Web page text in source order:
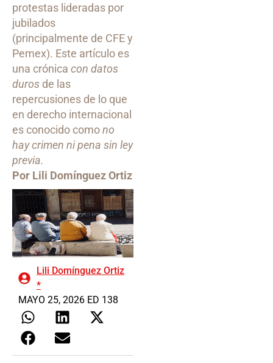
protestas lideradas por
jubilados
(principalmente de CFE y
Pemex). Este artículo es
una crónica con datos
duros de las
repercusiones de lo que
en derecho internacional
es conocido comono
hay crimen ni pena sin ley
previa.
Por Lili Domínguez Ortiz
Lili Domínguez Ortiz
*
MAYO 25, 2026 ED 138